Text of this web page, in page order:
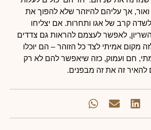
אך עליהם להיזהר שלא להפוך את
קרב של אגו ותחרות. אם יצליחו
לאפשר לעצמם להראות גם צדדים
מקום אמיתי לצד כל הזוהר – הם יוכלו
חם ועמוק, כזה שיאפשר להם לא רק
להאיר זה את זה מבפנים.